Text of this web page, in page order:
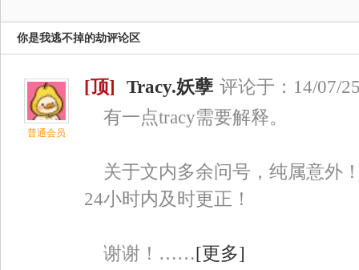
你是我逃不掉的劫评论区
普通会员
[顶] Tracy.妖孽 评论于：14/07/
有一点tracy需要解释。
关于文内多余问号，纯属意外
24小时内及时更正！
谢谢！……[更多]